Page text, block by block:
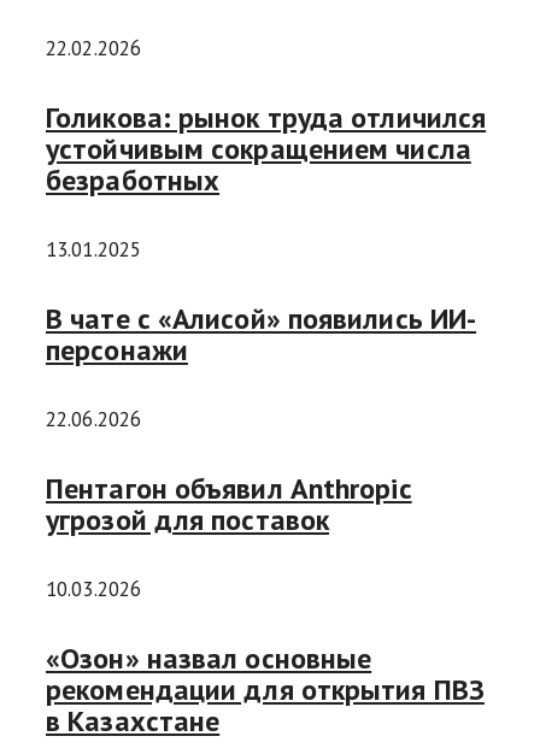
22.02.2026
Голикова: рынок труда отличился
устойчивым сокращением числа
безработных
13.01.2025
В чате с «Алисой» появились ИИ-
персонажи
22.06.2026
Пентагон объявил Anthropic
угрозой для поставок
10.03.2026
«Озон» назвал основные
рекомендации для открытия ПВЗ
в Казахстане